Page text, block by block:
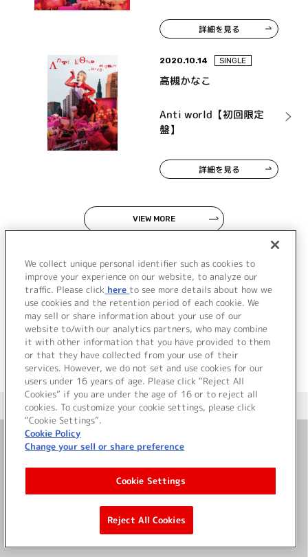
詳細を見る
2020.10.14 SINGLE
高槻かなこ
Anti world【初回限定
盤】
詳細を見る
VIEW MORE
JP
＜ カタログサイト トップページへ
お問い合わせ
サイト利用について
©Bandai Namco Music Live Inc.
We collect unique personal identifier such as cookies to
improve your experience on our website, to analyze our
traffic. Please click here to see more details about how we
use cookies and the retention period of each cookie. We
may sell or share information about your use of our
website to/with our analytics partners, who may combine
it with other information that you have provided to them
or that they have collected from your use of their
services. However, we do not set and use cookies for our
users under 16 years of age. Please click “Reject All
Cookies” if you are under the age of 16 or to reject all
cookies. To customize your cookie settings, please click
“Cookie Settings”.
Cookie Policy
Change your sell or share preference
Cookie Settings
Reject All Cookies